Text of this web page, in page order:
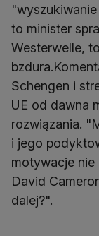
to minister
Westerwelle,
Schengen i
UE od dawna
rozwiązania.
i jego
motywacje nie
David
dalej?".